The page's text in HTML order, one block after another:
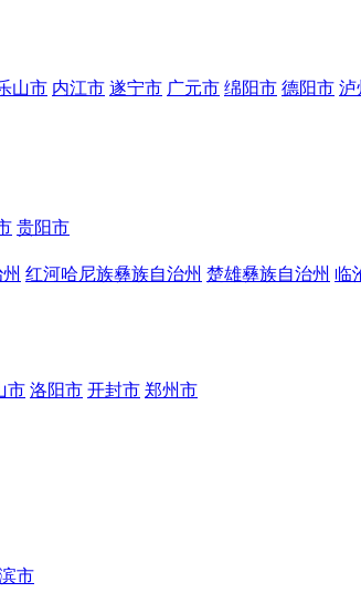
山市 内江市 遂宁市 广元市 绵阳市 德阳市 泸
贵阳市
红河哈尼族彝族自治州 楚雄彝族自治州 临
市 洛阳市 开封市 郑州市
市